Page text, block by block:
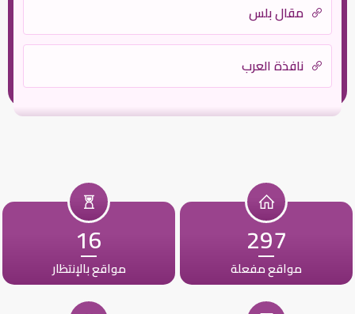
مقال بلس
نافذة العرب
297
مواقع مفعلة
16
مواقع بالإنتظار